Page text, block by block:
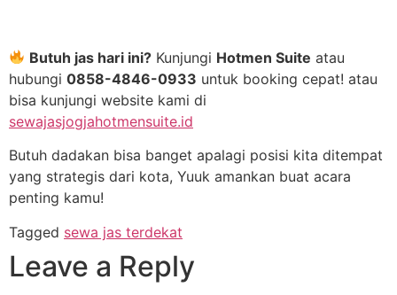
Butuh jas hari ini? Kunjungi Hotmen Suite atau
hubungi 0858-4846-0933 untuk booking cepat! atau
bisa kunjungi website kami di
sewajasjogjahotmensuite.id
Butuh dadakan bisa banget apalagi posisi kita ditempat
yang strategis dari kota, Yuuk amankan buat acara
penting kamu!
Tagged sewa jas terdekat
Leave a Reply